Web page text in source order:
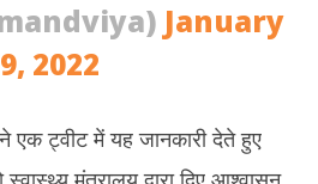
January
9, 2022
एक ट्वीट में यह जानकारी देते हुए